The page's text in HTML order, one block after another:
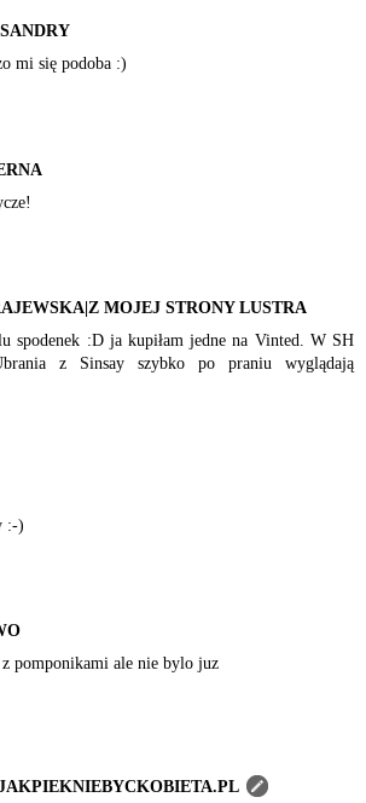
mi się podoba :)
MOJEJ STRONY LUSTRA
spodenek :D ja kupiłam jedne na Vinted. W SH
z Sinsay szybko po praniu wyglądają
:-)
pomponikami ale nie bylo juz